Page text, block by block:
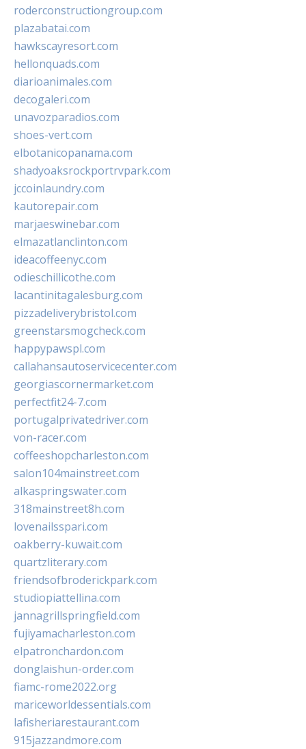
roderconstructiongroup.com
plazabatai.com
hawkscayresort.com
hellonquads.com
diarioanimales.com
decogaleri.com
unavozparadios.com
shoes-vert.com
elbotanicopanama.com
shadyoaksrockportrvpark.com
jccoinlaundry.com
kautorepair.com
marjaeswinebar.com
elmazatlanclinton.com
ideacoffeenyc.com
odieschillicothe.com
lacantinitagalesburg.com
pizzadeliverybristol.com
greenstarsmogcheck.com
happypawspl.com
callahansautoservicecenter.com
georgiascornermarket.com
perfectfit24-7.com
portugalprivatedriver.com
von-racer.com
coffeeshopcharleston.com
salon104mainstreet.com
alkaspringswater.com
318mainstreet8h.com
lovenailsspari.com
oakberry-kuwait.com
quartzliterary.com
friendsofbroderickpark.com
studiopiattellina.com
jannagrillspringfield.com
fujiyamacharleston.com
elpatronchardon.com
donglaishun-order.com
fiamc-rome2022.org
mariceworldessentials.com
lafisheriarestaurant.com
915jazzandmore.com